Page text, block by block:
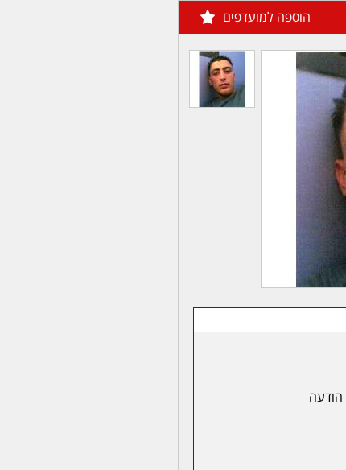
הוספה למועדפים
הודעה